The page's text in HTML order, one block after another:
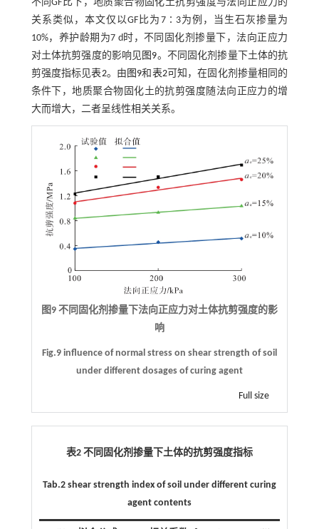
不同GF比下，地质聚合物固化土抗剪强度与法向正应力的
关系类似，本文仅以GF比为7∶3为例，当生石灰掺量为
10%，养护龄期为7 d时，不同固化剂掺量下，法向正应力
对土体抗剪强度的影响见图9。不同固化剂掺量下土体的抗
剪强度指标见表2。由 图9和 表2可知，在固化剂掺量相同的
条件下，地质聚合物固化土的抗剪强度随法向正应力的增
大而增大，二者呈线性相关关系。
图9 不同固化剂掺量下法向正应力对土体抗剪强度的影
响
Fig.9 influence of normal stress on shear strength of soil
under different dosages of curing agent
Full size
表2 不同固化剂掺量下土体的抗剪强度指标
Tab.2 shear strength index of soil under different curing
agent contents